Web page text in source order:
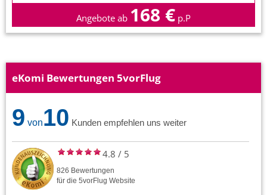
Angebote ab 168 € p.P
eKomi Bewertungen 5vorFlug
9 von10 Kunden empfehlen uns weiter
4.8 / 5
826 Bewertungen
für die 5vorFlug Website